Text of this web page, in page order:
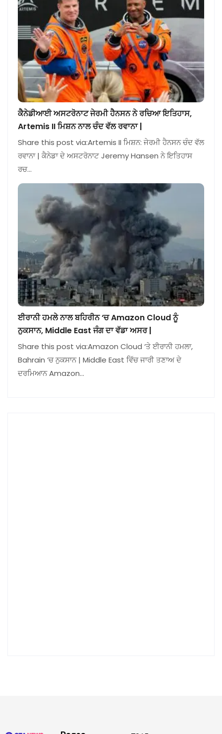
ਕੈਨੇਡੀਆਈ ਅਸਟਰੋਨਾਟ ਜੇਰਮੀ ਹੈਨਸਨ ਨੇ ਰਚਿਆ ਇਤਿਹਾਸ,
Artemis II ਮਿਸ਼ਨ ਨਾਲ ਚੰਦ ਵੱਲ ਰਵਾਨਾ |
Share this post via:Artemis II ਮਿਸ਼ਨ: ਜੇਰਮੀ ਹੈਨਸਨ ਚੰਦ ਵੱਲ
ਰਵਾਨਾ | ਕੈਨੇਡਾ ਦੇ ਅਸਟਰੋਨਾਟ Jeremy Hansen ਨੇ ਇਤਿਹਾਸ
ਰਚ…
ਈਰਾਨੀ ਹਮਲੇ ਨਾਲ ਬਹਿਰੀਨ ‘ਚ Amazon Cloud ਨੂੰ
ਨੁਕਸਾਨ, Middle East ਜੰਗ ਦਾ ਵੱਡਾ ਅਸਰ |
Share this post via:Amazon Cloud ‘ਤੇ ਈਰਾਨੀ ਹਮਲਾ,
Bahrain ‘ਚ ਨੁਕਸਾਨ | Middle East ਵਿੱਚ ਜਾਰੀ ਤਣਾਅ ਦੇ
ਦਰਮਿਆਨ Amazon…